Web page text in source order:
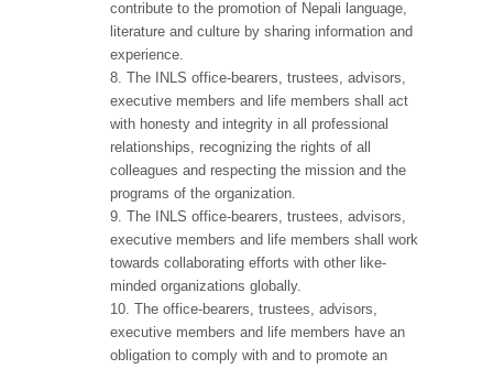
contribute to the promotion of Nepali language,
literature and culture by sharing information and
experience.
The INLS office-bearers, trustees, advisors,
executive members and life members shall act
with honesty and integrity in all professional
relationships, recognizing the rights of all
colleagues and respecting the mission and the
programs of the organization.
The INLS office-bearers, trustees, advisors,
executive members and life members shall work
towards collaborating efforts with other like-
minded organizations globally.
The office-bearers, trustees, advisors,
executive members and life members have an
obligation to comply with and to promote an